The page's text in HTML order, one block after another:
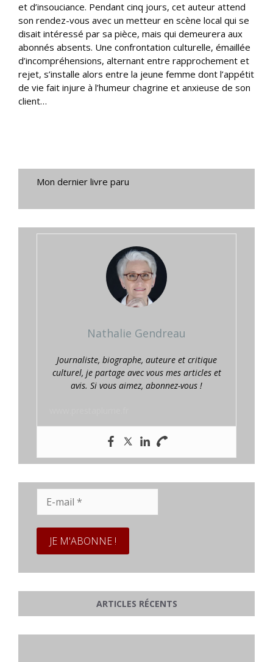
et d’insouciance. Pendant cinq jours, cet auteur attend
son rendez-vous avec un metteur en scène local qui se
disait intéressé par sa pièce, mais qui demeurera aux
abonnés absents. Une confrontation culturelle, émaillée
d’incompréhensions, alternant entre rapprochement et
rejet, s’installe alors entre la jeune femme dont l’appétit
de vie fait injure à l’humeur chagrine et anxieuse de son
client…
Mon dernier livre paru
Nathalie Gendreau
Journaliste, biographe, auteure et critique
culturel, je partage avec vous mes articles et
avis. Si vous aimez, abonnez-vous !
mail
ARTICLES RÉCENTS